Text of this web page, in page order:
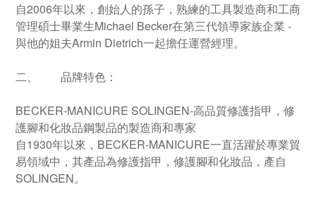
自2006年以來，創始人的孫子，熟練的工具製造商和工商
管理碩士畢業生Michael Becker在第三代領導家族企業 -
與他的姐夫Armin Dietrich一起擔任運營經理。
二、 品牌特色：
BECKER-MANICURE SOLINGEN-高品質修護指甲，修
護腳和化妝品鋼製品的製造商和專家
自1930年以來，BECKER-MANICURE一直活躍於專業貿
易領域中，其產品為修護指甲，修護腳和化妝品，產自
SOLINGEN。